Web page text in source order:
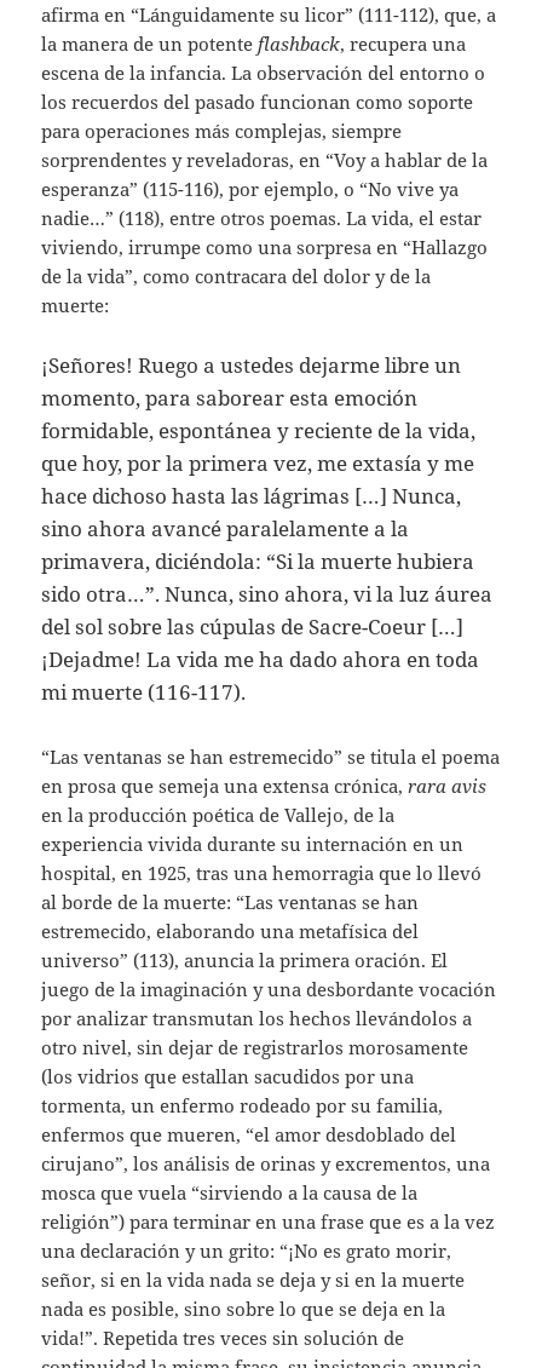
afirma en “Lánguidamente su licor” (111-112), que, a
la manera de un potenteflashback, recupera una
escena de la infancia. La observación del entorno o
los recuerdos del pasado funcionan como soporte
para operaciones más complejas, siempre
sorprendentes y reveladoras, en “Voy a hablar de la
esperanza” (115-116), por ejemplo, o “No vive ya
nadie…” (118), entre otros poemas. La vida, el estar
viviendo, irrumpe como una sorpresa en “Hallazgo
de la vida”, como contracara del dolor y de la
muerte:
¡Señores! Ruego a ustedes dejarme libre un
momento, para saborear esta emoción
formidable, espontánea y reciente de la vida,
que hoy, por la primera vez, me extasía y me
hace dichoso hasta las lágrimas […] Nunca,
sino ahora avancé paralelamente a la
primavera, diciéndola: “Si la muerte hubiera
sido otra…”. Nunca, sino ahora, vi la luz áurea
del sol sobre las cúpulas de Sacre-Coeur […]
¡Dejadme! La vida me ha dado ahora en toda
mi muerte (116-117).
“Las ventanas se han estremecido” se titula el poema
en prosa que semeja una extensa crónica,rara avis
en la producción poética de Vallejo, de la
experiencia vivida durante su internación en un
hospital, en 1925, tras una hemorragia que lo llevó
al borde de la muerte: “Las ventanas se han
estremecido, elaborando una metafísica del
universo” (113), anuncia la primera oración. El
juego de la imaginación y una desbordante vocación
por analizar transmutan los hechos llevándolos a
otro nivel, sin dejar de registrarlos morosamente
(los vidrios que estallan sacudidos por una
tormenta, un enfermo rodeado por su familia,
enfermos que mueren, “el amor desdoblado del
cirujano”, los análisis de orinas y excrementos, una
mosca que vuela “sirviendo a la causa de la
religión”) para terminar en una frase que es a la vez
una declaración y un grito: “¡No es grato morir,
señor, si en la vida nada se deja y si en la muerte
nada es posible, sino sobre lo que se deja en la
vida!”. Repetida tres veces sin solución de